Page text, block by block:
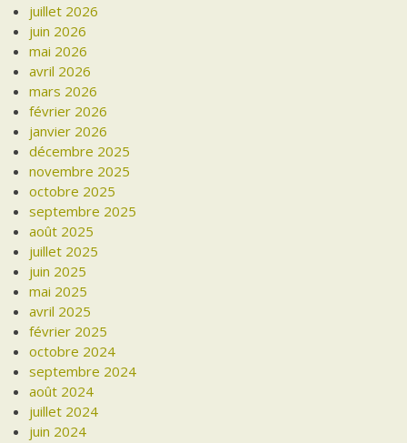
juillet 2026
juin 2026
mai 2026
avril 2026
mars 2026
février 2026
janvier 2026
décembre 2025
novembre 2025
octobre 2025
septembre 2025
août 2025
juillet 2025
juin 2025
mai 2025
avril 2025
février 2025
octobre 2024
septembre 2024
août 2024
juillet 2024
juin 2024